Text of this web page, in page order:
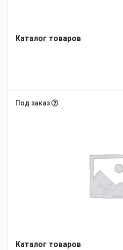
Каталог товаров
Под заказ
Каталог товаров